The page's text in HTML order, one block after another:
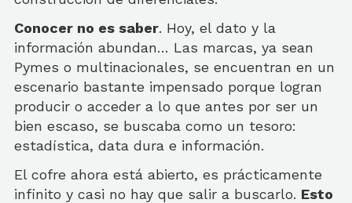
Conocer no es saber. Hoy, el dato y la
información abundan… Las marcas, ya sean
Pymes o multinacionales, se encuentran en un
escenario bastante impensado porque logran
producir o acceder a lo que antes por ser un
bien escaso, se buscaba como un tesoro:
estadística, data dura e información.
El cofre ahora está abierto, es prácticamente
infinito y casi no hay que salir a buscarlo. Esto